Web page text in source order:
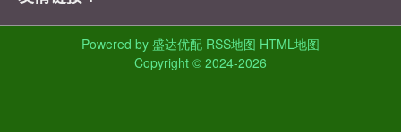
Powered by 盛达优配 RSS地图 HTML地图
Copyright © 2024-2026